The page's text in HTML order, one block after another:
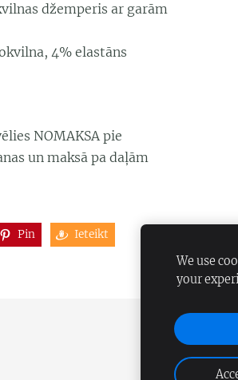
džemperis ar garām
4% elastāns
NOMAKSA pie
un maksā pa daļām
Pin Ieteikt
We use
your